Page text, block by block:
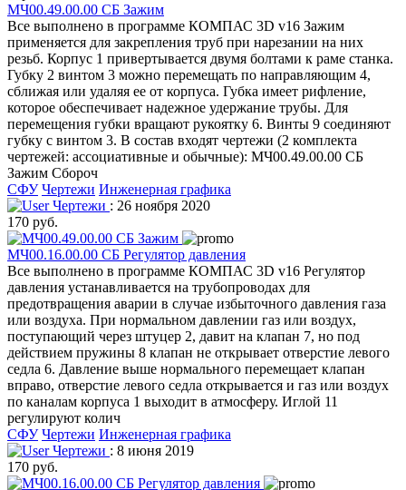
МЧ00.49.00.00 СБ Зажим
Все выполнено в программе КОМПАС 3D v16 Зажим
применяется для закрепления труб при нарезании на них
резьб. Корпус 1 привертывается двумя болтами к раме станка.
Губку 2 винтом 3 можно перемещать по направляющим 4,
сближая или удаляя ее от корпуса. Губка имеет рифление,
которое обеспечивает надежное удержание трубы. Для
перемещения губки вращают рукоятку 6. Винты 9 соединяют
губку с винтом 3. В состав входят чертежи (2 комплекта
чертежей: ассоциативные и обычные): МЧ00.49.00.00 СБ
Зажим Сбороч
СФУ Чертежи Инженерная графика
Чертежи : 26 ноября 2020
170 руб.
МЧ00.16.00.00 СБ Регулятор давления
Все выполнено в программе КОМПАС 3D v16 Регулятор
давления устанавливается на трубопроводах для
предотвращения аварии в случае избыточного давления газа
или воздуха. При нормальном давлении газ или воздух,
поступающий через штуцер 2, давит на клапан 7, но под
действием пружины 8 клапан не открывает отверстие левого
седла 6. Давление выше нормального перемещает клапан
вправо, отверстие левого седла открывается и газ или воздух
по каналам корпуса 1 выходит в атмосферу. Иглой 11
регулируют колич
СФУ Чертежи Инженерная графика
Чертежи : 8 июня 2019
170 руб.